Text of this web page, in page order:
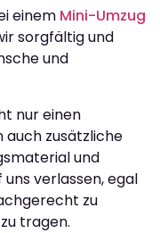
einem Mini-Umzug
sorgfältig und
und
nur einen
auch zusätzliche
und
verlassen, egal
zu
tragen.